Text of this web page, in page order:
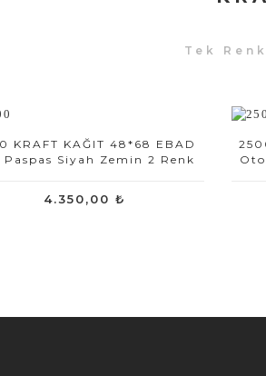
Tek
KRAFT KAĞIT 48*68 EBAD
Paspas Siyah Zemin 2 Renk
4.350,00 ₺